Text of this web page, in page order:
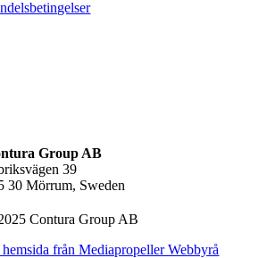
Group AB
39
30 Mörrum, Sweden
Contura Group AB
från Mediapropeller Webbyrå